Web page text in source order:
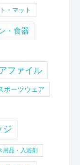
・マット
・食器
ファイル
ポーツウェア
ジ
用品・入浴剤